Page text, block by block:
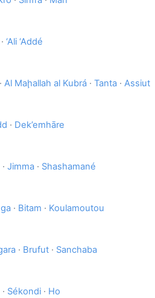
· ‘Ali ‘Addé
· Al Maḩallah al Kubrá · Tanta · Assiut
· Dek’emhāre
· Jimma · Shashamané
· Bitam · Koulamoutou
· Brufut · Sanchaba
· Sékondi · Ho